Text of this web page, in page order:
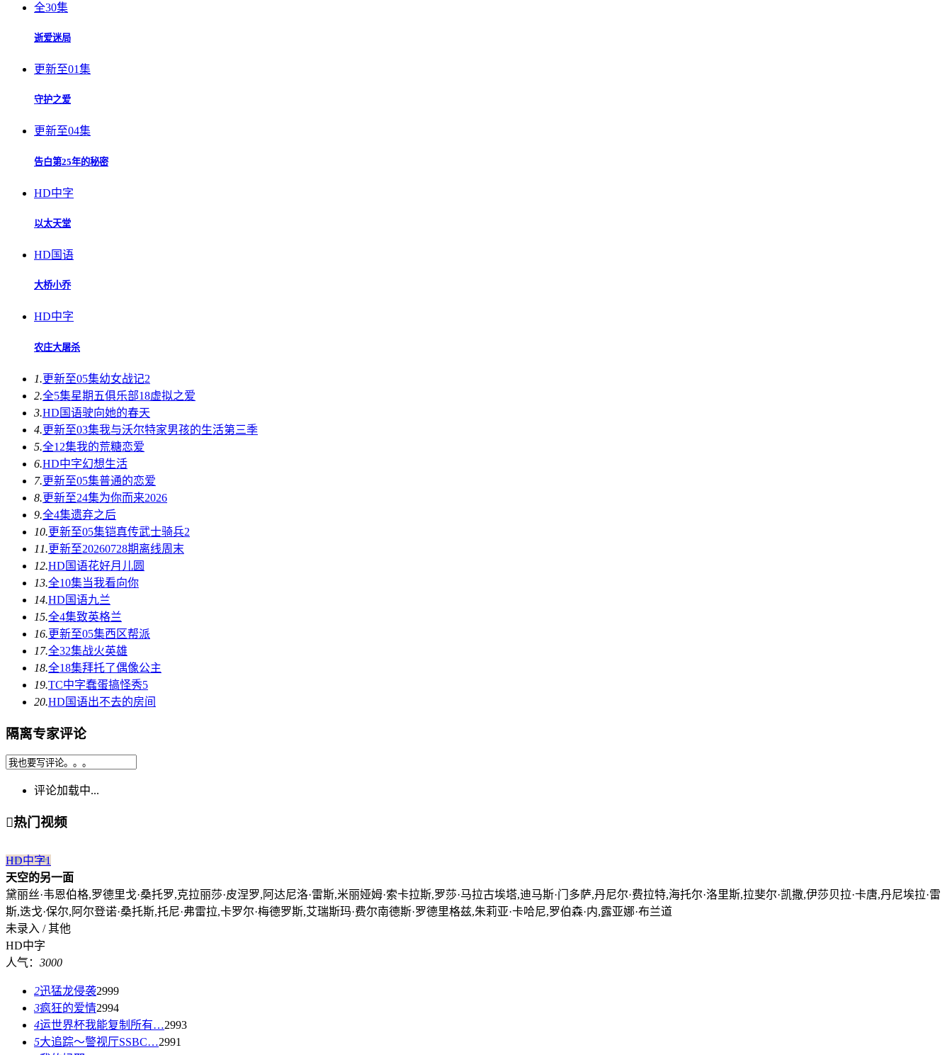
全30集
逝爱迷局
更新至01集
守护之爱
更新至04集
告白第25年的秘密
HD中字
以太天堂
HD国语
大桥小乔
HD中字
农庄大屠杀
1.更新至05集幼女战记2
2.全5集星期五俱乐部18虚拟之爱
3.HD国语驶向她的春天​
4.更新至03集我与沃尔特家男孩的生活第三季
5.全12集我的荒糖恋爱
6.HD中字幻想生活
7.更新至05集普通的恋爱
8.更新至24集为你而来2026
9.全4集遗弃之后
10.更新至05集铠真传武士骑兵2
11.更新至20260728期离线周末
12.HD国语花好月儿圆
13.全10集当我看向你
14.HD国语九兰
15.全4集致英格兰
16.更新至05集西区帮派
17.全32集战火英雄
18.全18集拜托了偶像公主
19.TC中字蠢蛋搞怪秀5
20.HD国语出不去的房间
隔离专家评论
评论加载中...
热门视频
HD中字1
天空的另一面
黛丽丝·韦恩伯格,罗德里戈·桑托罗,克拉丽莎·皮涅罗,阿达尼洛·雷斯,米丽娅姆·索卡拉斯,罗莎·马拉古埃塔,迪马斯·门多萨,丹尼尔·费拉特,海托尔·洛里斯,拉斐尔·凯撒,伊莎贝拉·卡唐,丹尼埃拉·雷
斯,迭戈·保尔,阿尔登诺·桑托斯,托尼·弗雷拉,卡罗尔·梅德罗斯,艾瑞斯玛·费尔南德斯·罗德里格兹,朱莉亚·卡哈尼,罗伯森·内,露亚娜·布兰道
未录入 / 其他
HD中字
人气： 3000
2迅猛龙侵袭2999
3疯狂的爱情2994
4运世界杯我能复制所有…2993
5大追踪〜警视厅SSBC…2991